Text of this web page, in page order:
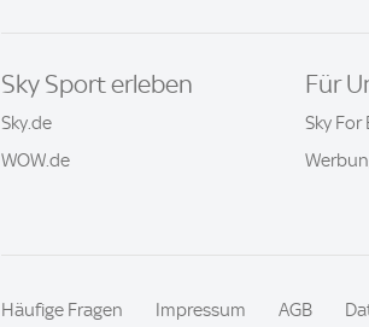
Sky Sport erleben
Sky.de
WOW.de
Für
Sky For
Häufige Fragen Impressum AGB